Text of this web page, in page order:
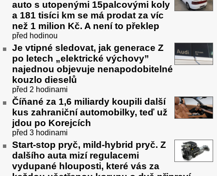
auto s utopenými 15palcovými koly
a 181 tisíci km se má prodat za víc
než 1 milion Kč. A není to překlep
před hodinou
Je vtipné sledovat, jak generace Z
po letech „elektrické výchovy”
najednou objevuje nenapodobitelné
kouzlo dieselů
před 2 hodinami
Číňané za 1,6 miliardy koupili další
kus zahraniční automobilky, teď už
jdou po Korejcích
před 3 hodinami
Start-stop pryč, mild-hybrid pryč. Z
dalšího auta mizí regulacemi
vydupané hlouposti, které vás za